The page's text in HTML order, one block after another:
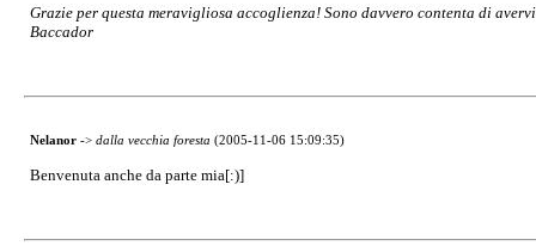
Grazie per questa meravigliosa accoglienza! Sono davvero contenta di
Baccador
Nelanor-> dalla vecchia foresta (2005-11-06 15:09:35)
Benvenuta anche da parte mia[:)]